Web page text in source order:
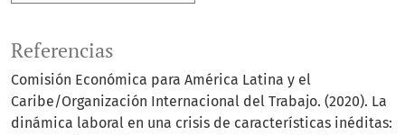
Referencias
Comisión Económica para América Latina y el
Caribe/Organización Internacional del Trabajo. (2020). La
dinámica laboral en una crisis de características inéditas: